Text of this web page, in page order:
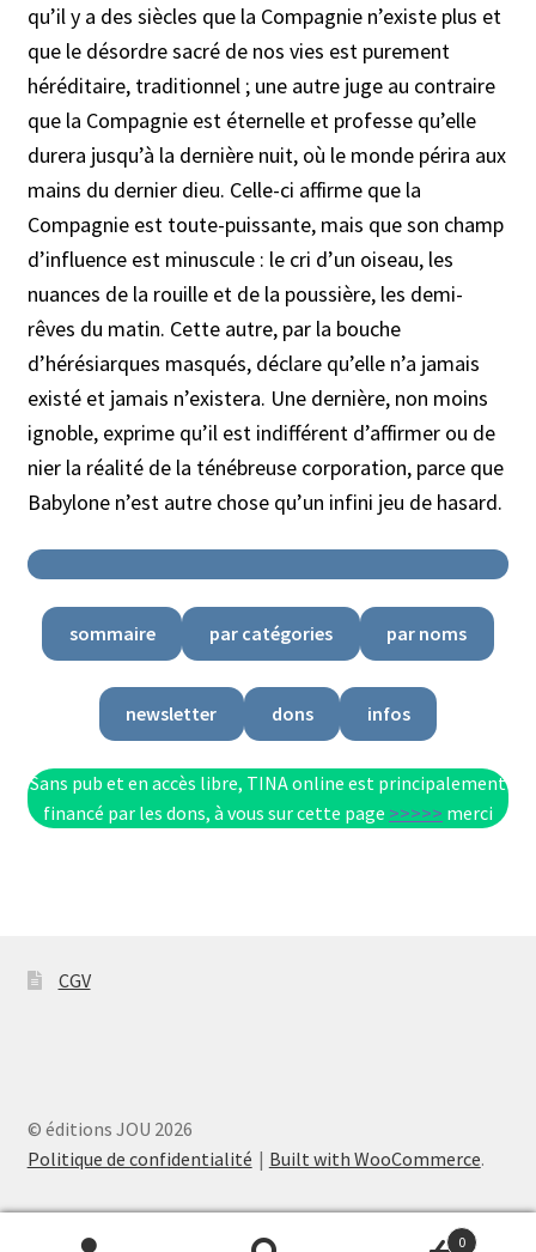
qu’il y a des siècles que la Compagnie n’existe plus et
que le désordre sacré de nos vies est purement
héréditaire, traditionnel ; une autre juge au contraire
que la Compagnie est éternelle et professe qu’elle
durera jusqu’à la dernière nuit, où le monde périra aux
mains du dernier dieu. Celle-ci affirme que la
Compagnie est toute-puissante, mais que son champ
d’influence est minuscule : le cri d’un oiseau, les
nuances de la rouille et de la poussière, les demi-
rêves du matin. Cette autre, par la bouche
d’hérésiarques masqués, déclare qu’elle n’a jamais
existé et jamais n’existera. Une dernière, non moins
ignoble, exprime qu’il est indifférent d’affirmer ou de
nier la réalité de la ténébreuse corporation, parce que
Babylone n’est autre chose qu’un infini jeu de hasard.
sommaire par catégories par noms
newsletter dons infos
Sans pub et en accès libre, TINA online est principalement
financé par les dons, à vous sur cette page >>>>> merci
CGV
© éditions JOU 2026
Politique de confidentialité
Built with WooCommerce.
0